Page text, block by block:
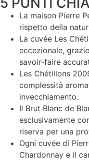
La maison Pierre
rispetto della
La cuvée Les
eccezionale,
savoir-faire
Les Chétillons
complessità
invecchiamento.
Il Brut Blanc de
esclusivamente
riserva per una
Ogni cuvée di
Chardonnay e il